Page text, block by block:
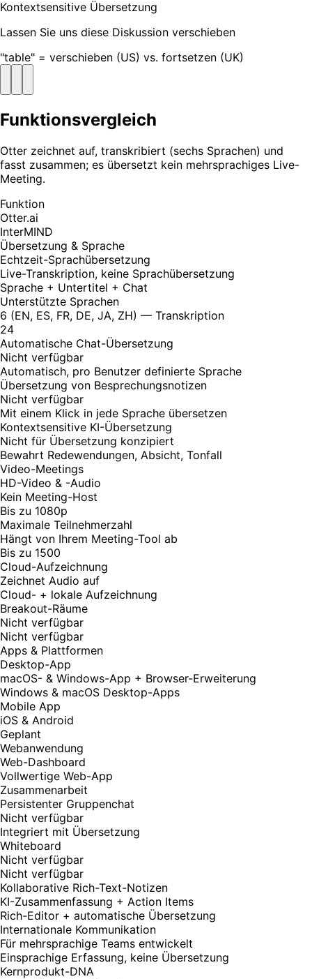
Kontextsensitive Übersetzung
Lassen Sie uns diese Diskussion verschieben
"table" = verschieben (US) vs. fortsetzen (UK)
Funktionsvergleich
Otter zeichnet auf, transkribiert (sechs Sprachen) und
fasst zusammen; es übersetzt kein mehrsprachiges Live-
Meeting.
Funktion
Otter.ai
InterMIND
Übersetzung & Sprache
Echtzeit-Sprachübersetzung
Live-Transkription, keine Sprachübersetzung
Sprache + Untertitel + Chat
Unterstützte Sprachen
6 (EN, ES, FR, DE, JA, ZH) — Transkription
24
Automatische Chat-Übersetzung
Nicht verfügbar
Automatisch, pro Benutzer definierte Sprache
Übersetzung von Besprechungsnotizen
Nicht verfügbar
Mit einem Klick in jede Sprache übersetzen
Kontextsensitive KI-Übersetzung
Nicht für Übersetzung konzipiert
Bewahrt Redewendungen, Absicht, Tonfall
Video-Meetings
HD-Video & -Audio
Kein Meeting-Host
Bis zu 1080p
Maximale Teilnehmerzahl
Hängt von Ihrem Meeting-Tool ab
Bis zu 1500
Cloud-Aufzeichnung
Zeichnet Audio auf
Cloud- + lokale Aufzeichnung
Breakout-Räume
Nicht verfügbar
Nicht verfügbar
Apps & Plattformen
Desktop-App
macOS- & Windows-App + Browser-Erweiterung
Windows & macOS Desktop-Apps
Mobile App
iOS & Android
Geplant
Webanwendung
Web-Dashboard
Vollwertige Web-App
Zusammenarbeit
Persistenter Gruppenchat
Nicht verfügbar
Integriert mit Übersetzung
Whiteboard
Nicht verfügbar
Nicht verfügbar
Kollaborative Rich-Text-Notizen
KI-Zusammenfassung + Action Items
Rich-Editor + automatische Übersetzung
Internationale Kommunikation
Für mehrsprachige Teams entwickelt
Einsprachige Erfassung, keine Übersetzung
Kernprodukt-DNA